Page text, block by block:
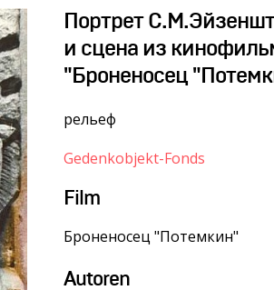
Портрет
и сцена из
"Броненосец
рельеф
Gedenkobjekt-Fonds
Film
Броненосец "Потемкин"
Autoren